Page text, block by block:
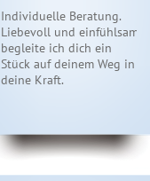
Individuelle Beratung.
Liebevoll und einfühlsam,
begleite ich dich ein
Stück auf deinem Weg in
deine Kraft.